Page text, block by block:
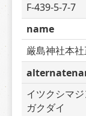
F-439-5-7-7
name
厳島神社本
イツクシマ
ガクダイ